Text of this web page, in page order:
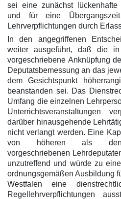
sei eine zunächst lückenhafte
und für eine
Lehrverpflichtungen durch
In den angegriffenen
weiter ausgeführt, daß die
vorgeschriebene Anknüpfung
Deputatsbemessung an das
dem Gesichtspunkt
beanstanden sei. Das
Umfang die einzelnen
Unterrichtsveranstaltungen
darüber hinausgehende
nicht verlangt werden. Eine
von höheren als
vorgeschriebenen
unzutreffend und würde zu
ordnungsgemäßen Ausbildung
Westfalen eine
Regellehrverpflichtungen